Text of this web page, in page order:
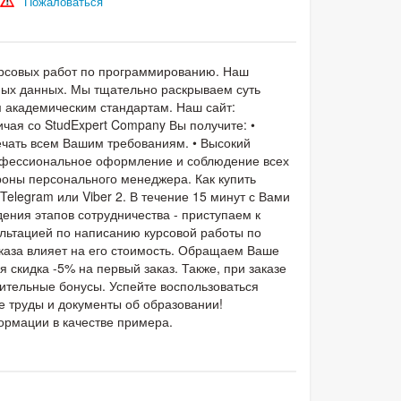
работ по программированию. Наш
данных. Мы тщательно раскрываем суть
стандартам. Наш сайт:
со StudExpert Company Вы получите: •
всем Вашим требованиям. • Высокий
оформление и соблюдение всех
персонального менеджера. Как купить
или Viber 2. В течение 15 минут с Вами
этапов сотрудничества - приступаем к
по написанию курсовой работы по
влияет на его стоимость. Обращаем Ваше
-5% на первый заказ. Также, при заказе
бонусы. Успейте воспользоваться
и документы об образовании!
в качестве примера.